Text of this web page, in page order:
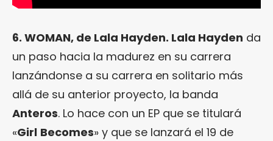
6. WOMAN, de Lala Hayden. Lala Hayden da
un paso hacia la madurez en su carrera
lanzándonse a su carrera en solitario más
allá de su anterior proyecto, la banda
Anteros. Lo hace con un EP que se titulará
«Girl Becomes» y que se lanzará el 19 de